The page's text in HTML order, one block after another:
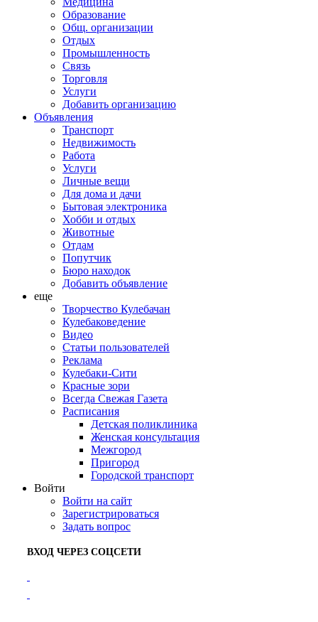
Образование
Общ. организации
Отдых
Промышленность
Связь
Торговля
Услуги
Добавить организацию
Объявления
Транспорт
Недвижимость
Работа
Услуги
Личные вещи
Для дома и дачи
Бытовая электроника
Хобби и отдых
Животные
Отдам
Попутчик
Бюро находок
Добавить объявление
еще
Творчество Кулебачан
Кулебаковедение
Видео
Статьи пользователей
Реклама
Кулебаки-Сити
Красные зори
Всегда Свежая Газета
Расписания
Детская поликлиника
Женская консультация
Межгород
Пригород
Городской транспорт
Войти
Войти на сайт
Зарегистрироваться
Задать вопрос
ВХОД ЧЕРЕЗ СОЦСЕТИ